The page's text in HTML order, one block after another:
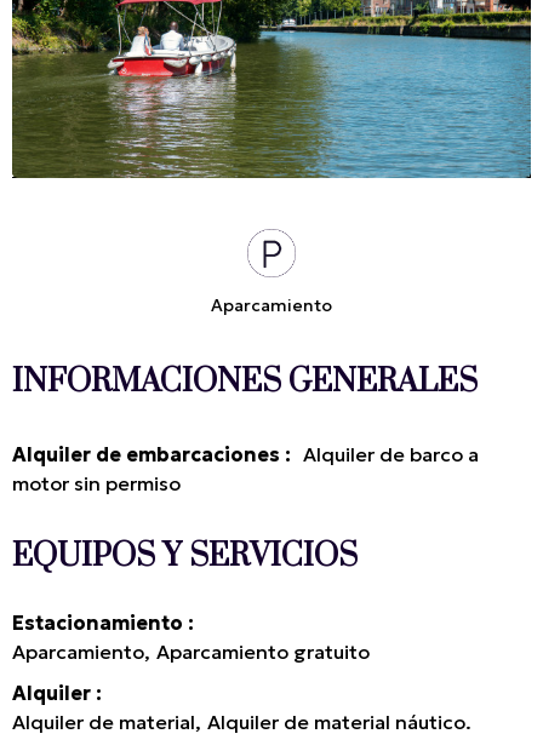
Aparcamiento
INFORMACIONES GENERALES
Alquiler de embarcaciones : Alquiler de barco a
motor sin permiso
EQUIPOS Y SERVICIOS
Estacionamiento
Aparcamiento Aparcamiento gratuito
Alquiler
Alquiler de material Alquiler de material náutico.